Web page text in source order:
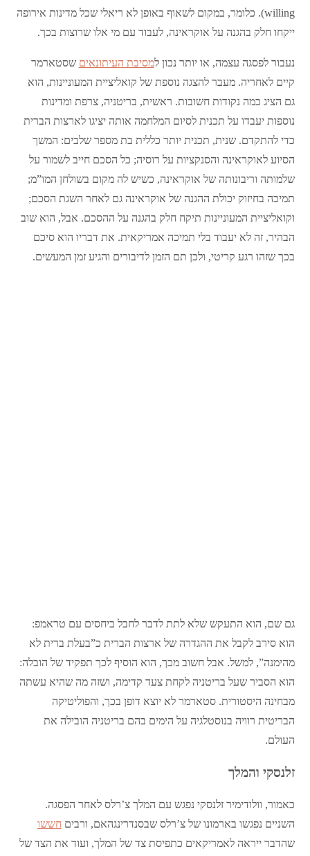
willing). כלומר, במקום לשאוף באופן לא ריאלי שכל מדינות אירופה
ייקחו חלק בהגנה על אוקראינה, לעבוד עם מי אלו שרוצות בכך.
נעבור לפסגה עצמה, או יותר נכון למסיבת העיתונאים שסטארמר
קיים לאחריה. מעבר להצגה נוספת של קואליציית המעוניינות, הוא
גם הציג כמה נקודות חשובות. ראשית, בריטניה, צרפת ומדינות
נוספות יעבדו על תכנית לסיום המלחמה אותה יציגו לארצות הברית
כדי להתקדם. שנית, תכנית יותר כללית בת מספר שלבים: המשך
הסיוע לאוקראינה והסנקציות על רוסיה; כל הסכם חייב לשמור על
שלמותה וריבונותה של אוקראינה, כשיש לה מקום בשולחן המו”מ;
תמיכה בחיזוק יכולת ההגנה של אוקראינה גם לאחר השגת הסכם;
וקואליציית המעוניינות תיקח חלק בהגנה על ההסכם. אבל, הוא שוב
הבהיר, זה לא יעבוד בלי תמיכה אמריקאית. את דבריו הוא סיכם
בכך שזהו רגע קריטי, ולכן תם הזמן לדיבורים והגיע זמן המעשים.
גם שם, הוא התעקש שלא לתת לדבר לחבל ביחסים עם טראמפ:
הוא סירב לקבל את ההגדרה של ארצות הברית כ”בעלת ברית לא
מהימנה”, למשל. אבל חשוב מכך, הוא הוסיף לכך תפקיד של הובלה:
הוא הסביר שעל בריטניה לקחת צעד קדימה, ושזה מה שהיא עשתה
מבחינה היסטורית. סטארמר לא יוצא דופן בכך, והפוליטיקה
הבריטית רוויה בנוסטלגיה על הימים בהם בריטניה הובילה את
העולם.
זלנסקי והמלך
כאמור, וולודימיר זלנסקי נפגש עם המלך צ’רלס לאחר הפסגה.
השניים נפגשו בארמונו של צ’רלס שבסנדרינגהאם, ורביםחששו
שהדבר ייראה לאמריקאים כתפיסת צד של המלך, ועוד את הצד של